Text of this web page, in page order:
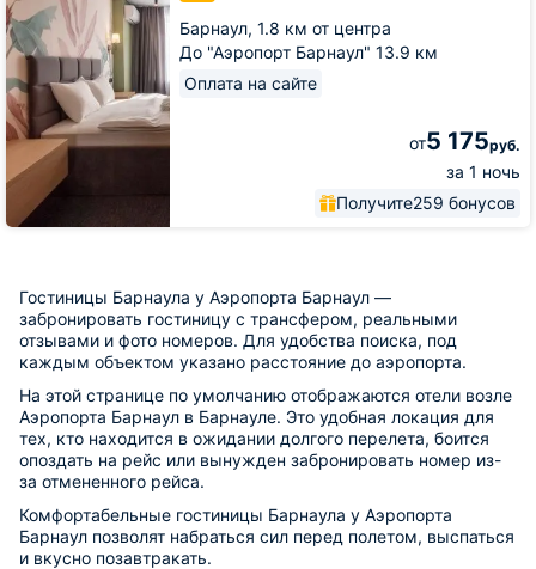
Барнаул, 1.8 км от центра
До "Аэропорт Барнаул" 13.9 км
Оплата на сайте
от5 175руб.
за 1 ночь
Получите259 бонусов
Гостиницы Барнаула у Аэропорта Барнаул —
забронировать гостиницу с трансфером, реальными
отзывами и фото номеров. Для удобства поиска, под
каждым объектом указано расстояние до аэропорта.
На этой странице по умолчанию отображаются отели возле
Аэропорта Барнаул в Барнауле. Это удобная локация для
тех, кто находится в ожидании долгого перелета, боится
опоздать на рейс или вынужден забронировать номер из-
за отмененного рейса.
Комфортабельные гостиницы Барнаула у Аэропорта
Барнаул позволят набраться сил перед полетом, выспаться
и вкусно позавтракать.